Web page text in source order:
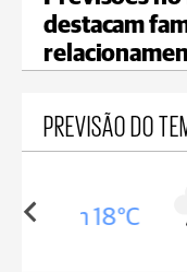
destacam
PREVISÃO DO
18°C